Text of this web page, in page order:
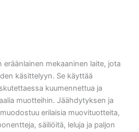
eräänlainen mekaaninen laite, jota
käsittelyyn. Se käyttää
kuumennettua ja
muotteihin. Jäähdytyksen ja
erilaisia muovituotteita,
säiliöitä, leluja ja paljon